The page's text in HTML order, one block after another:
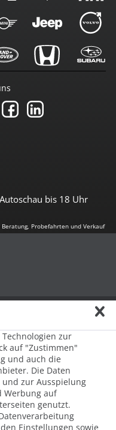
bis 18 Uhr
Probefahrten und Verkauf
zur
auf "Zustimmen"
und auch die
Die Daten
zur Ausspielung
Werbung auf
genutzt.
Einstellungen sowie